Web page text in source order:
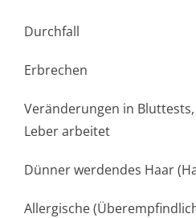
Durchfall
Erbrechen
Veränderungen in
Leber arbeitet
Dünner werdendes Haar
Allergische